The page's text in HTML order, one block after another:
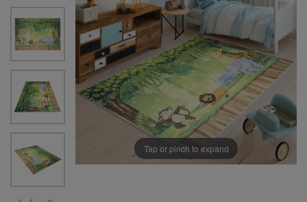
Tap or pinch to expand